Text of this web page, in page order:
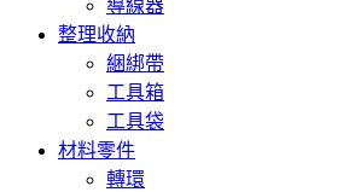
導線器
整理收納
綑綁帶
工具箱
工具袋
材料零件
轉環